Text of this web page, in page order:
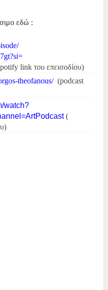
εδώ :
link του επεισοδίου)
theofanous/(podcast
watch?
ArtPodcast(